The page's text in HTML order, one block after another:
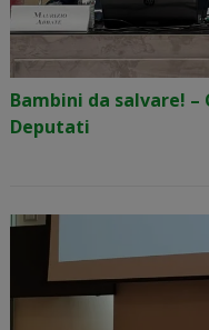
Bambini da salvare! –
Deputati